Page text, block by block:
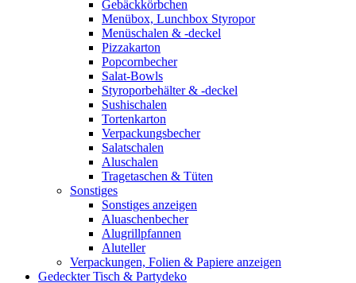
Gebäckkörbchen
Menübox, Lunchbox Styropor
Menüschalen & -deckel
Pizzakarton
Popcornbecher
Salat-Bowls
Styroporbehälter & -deckel
Sushischalen
Tortenkarton
Verpackungsbecher
Salatschalen
Aluschalen
Tragetaschen & Tüten
Sonstiges
Sonstiges anzeigen
Aluaschenbecher
Alugrillpfannen
Aluteller
Verpackungen, Folien & Papiere anzeigen
Gedeckter Tisch & Partydeko